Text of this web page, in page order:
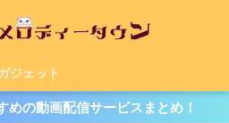
ジェット
めの動画配信サービスまとめ！